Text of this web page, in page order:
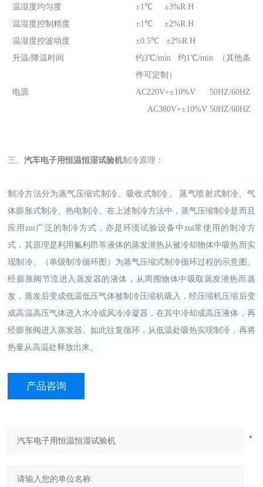
温湿度均匀度
±1℃ ±3%R.H
温湿度控制精度
±1℃ ±2%R.H
温湿度控波动度
±0.5℃ ±2%R.H
升温/降温时间
约3℃/min 约1℃/min （其他条
件可定制）
电源
AC220V+±10%V 50HZ/60HZ
AC380V+±10%V 50HZ/60HZ
三、汽车电子用恒温恒湿试验机制冷原理：
制冷方法分为蒸气压缩式制冷、吸收式制冷、 蒸气喷射式制冷、气
体膨胀式制冷、热电制冷。在上述制冷方法中，蒸气压缩制冷是而且
应用zui广泛的制冷方式，亦是环境试验设备中zui常使用的制冷方
式，其原理是利用氟利昂等液体的蒸发潜热从被冷却物体中吸热而实
现制冷。（单级制冷循环图）为蒸气压缩式制冷循环过程的示意图。
经膨胀阀节流进入蒸发器的液体，从周围物体中吸取蒸发潜热而蒸
发，蒸发后变成低温低压气体被制冷压缩机吸入，经压缩机压缩后变
成高温高压气体进入水冷或风冷冷凝器，在其中冷却成高压液体，再
经膨胀阀进入蒸发器。如此往复循环，从低温处吸热实现制冷，再将
热量从高温处释放出来。
产品咨询